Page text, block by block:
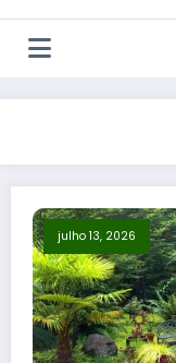
julho 13, 2026